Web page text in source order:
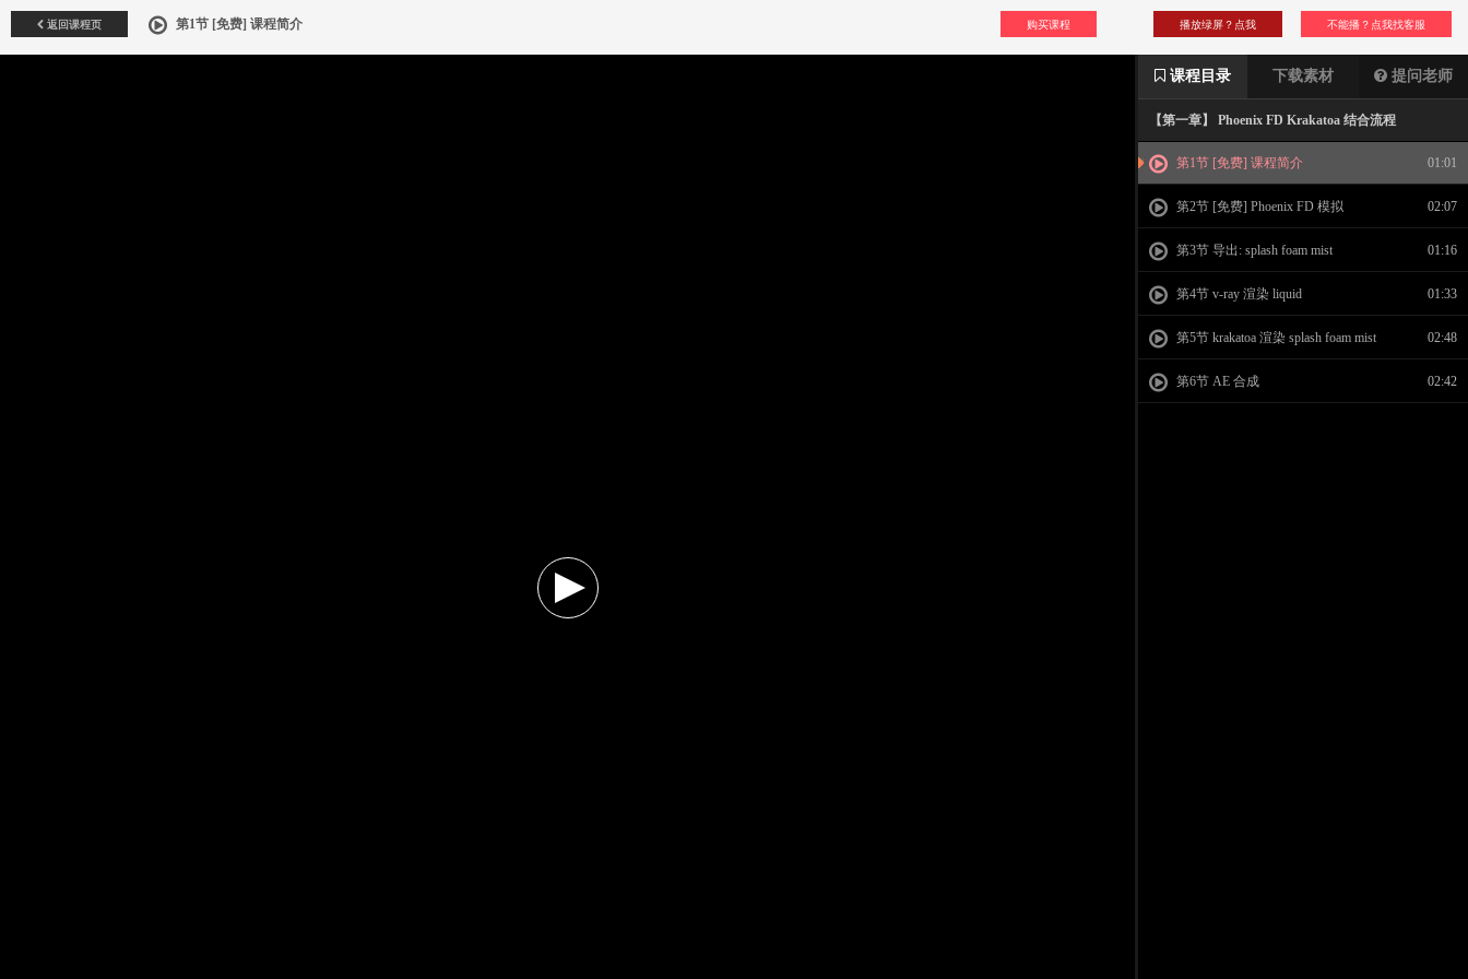
返回课程页 第1节 [免费] 课程简介 购买课程 不能播？点我找客服
播放绿屏？点我
课程目录 下载素材 提问老师
【第一章】 Phoenix FD Krakatoa 结合流程
第1节 [免费] 课程简介 01:01
第2节 [免费] Phoenix FD 模拟 02:07
第3节 导出: splash foam mist 01:16
第4节 v-ray 渲染 liquid 01:33
第5节 krakatoa 渲染 splash foam mist 02:48
第6节 AE 合成 02:42